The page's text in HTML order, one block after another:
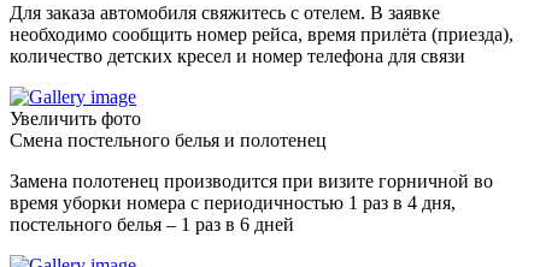
Для заказа автомобиля свяжитесь с отелем. В заявке
необходимо сообщить номер рейса, время прилёта (приезда),
количество детских кресел и номер телефона для связи
Увеличить фото
Смена постельного белья и полотенец
Замена полотенец производится при визите горничной во
время уборки номера с периодичностью 1 раз в 4 дня,
постельного белья – 1 раз в 6 дней